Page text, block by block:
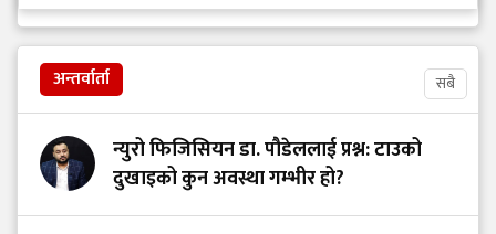
अन्तर्वार्ता सबै
न्युरो फिजिसियन डा. पौडेललाई प्रश्न: टाउको
दुखाइको कुन अवस्था गम्भीर हो?